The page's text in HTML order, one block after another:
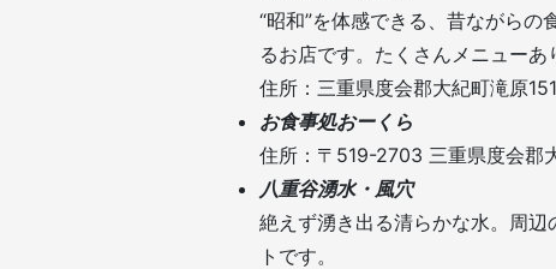
“昭和”を体感できる、昔ながら
るお店です。たくさんメニュー
住所：三重県度会郡大紀町滝原
お食事処おーくら
住所：〒519-2703 三重県度会郡
八重谷湧水・風穴
絶えず湧き出る清らかな水。周
トです。